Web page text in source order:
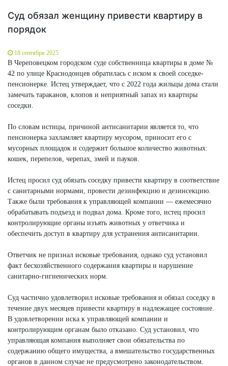
Суд обязал женщину привести квартиру в
порядок
18 сентября 2025
В Череповецком городском суде собственница квартиры в доме №
42 по улице Краснодонцев обратилась с иском к своей соседке-
пенсионерке. Истец утверждает, что с 2022 года жильцы дома стали
замечать тараканов, клопов и неприятный запах из квартиры
соседки.
По словам истицы, причиной антисанитарии является то, что
пенсионерка захламляет квартиру мусором, приносит его с
мусорных площадок и содержит большое количество животных:
кошек, перепелов, черепах, змей и пауков.
Истец просил суд обязать соседку привести квартиру в соответствие
с санитарными нормами, провести дезинфекцию и дезинсекцию.
Также были требования к управляющей компании — ежемесячно
обрабатывать подъезд и подвал дома. Кроме того, истец просил
контролирующие органы изъять животных у ответчика и
обеспечить доступ в квартиру для устранения антисанитарии.
Ответчик не признал исковые требования, однако суд установил
факт бесхозяйственного содержания квартиры и нарушение
санитарно-гигиенических норм.
Суд частично удовлетворил исковые требования и обязал соседку в
течение двух месяцев привести квартиру в надлежащее состояние.
В удовлетворении иска к управляющей компании и
контролирующим органам было отказано. Суд установил, что
управляющая компания выполняет свои обязательства по
содержанию общего имущества, а вмешательство государственных
органов в данном случае не предусмотрено законодательством.